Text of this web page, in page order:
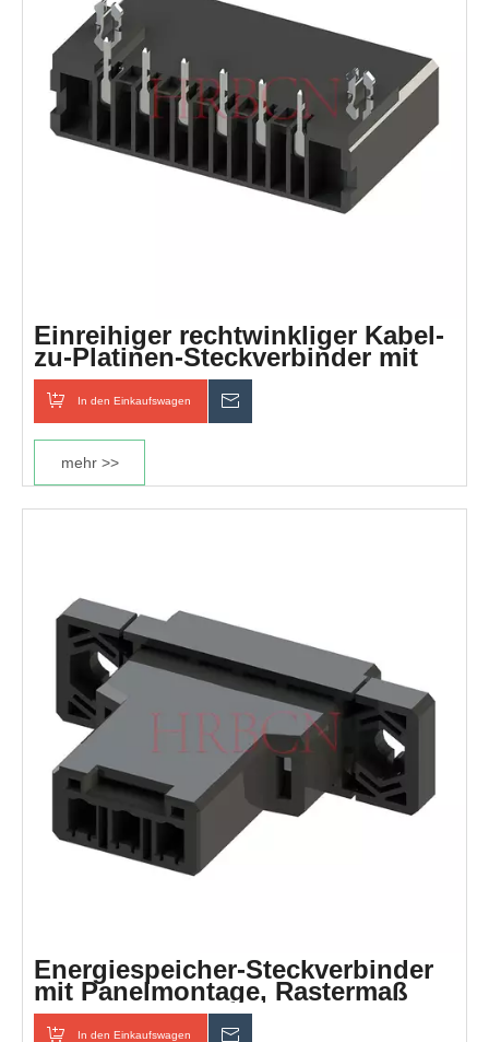
Einreihiger rechtwinkliger Kabel-
zu-Platinen-Steckverbinder mit
5,08-mm-Raster
In den Einkaufswagen
mehr >>
Energiespeicher-Steckverbinder
mit Panelmontage, Rastermaß
5,08 mm
In den Einkaufswagen